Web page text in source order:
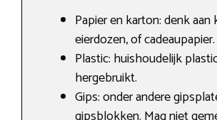
Papier en karton: denk aan
eierdozen, of cadeaupapier.
Plastic: huishoudelijk
hergebruikt.
Gips: onder andere